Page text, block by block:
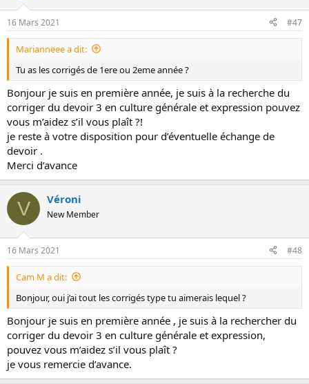
16 Mars 2021 #47
Marianneee a dit:
Tu as les corrigés de 1ere ou 2eme année ?
Bonjour je suis en première année, je suis à la recherche du
corriger du devoir 3 en culture générale et expression pouvez
vous m’aidez s’il vous plaît ?!
je reste à votre disposition pour d’éventuelle échange de
devoir .
Merci d’avance
V Véroni
New Member
16 Mars 2021 #48
Cam M a dit:
Bonjour, oui j’ai tout les corrigés type tu aimerais lequel ?
Bonjour je suis en première année , je suis à la rechercher du
corriger du devoir 3 en culture générale et expression,
pouvez vous m’aidez s’il vous plaît ?
je vous remercie d’avance.